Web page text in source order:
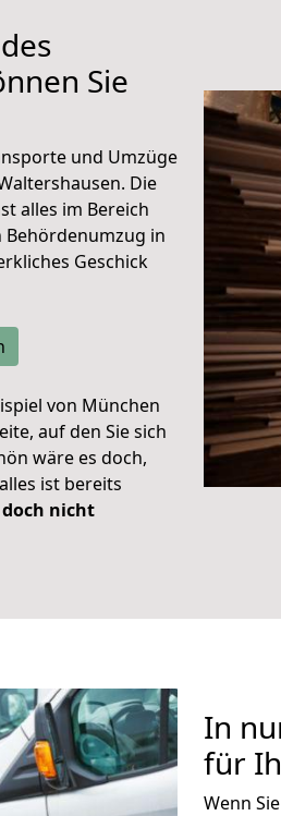
Sie
und Umzüge
Die
alles im Bereich
Behördenumzug in
Geschick
von München
auf den Sie sich
wäre es doch,
ist bereits
nicht
In
für
Wenn